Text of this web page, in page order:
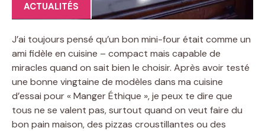
ACTUALITÉS
J’ai toujours pensé qu’un bon mini-four était comme un
ami fidèle en cuisine – compact mais capable de
miracles quand on sait bien le choisir. Après avoir testé
une bonne vingtaine de modèles dans ma cuisine
d’essai pour « Manger Éthique », je peux te dire que
tous ne se valent pas, surtout quand on veut faire du
bon pain maison, des pizzas croustillantes ou des